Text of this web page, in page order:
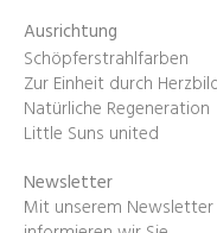
Ausrichtung
Schöpferstrahlfarben
Zur Einheit durch
Natürliche Regeneration
Little Suns united
Newsletter
Mit unserem Newsletter